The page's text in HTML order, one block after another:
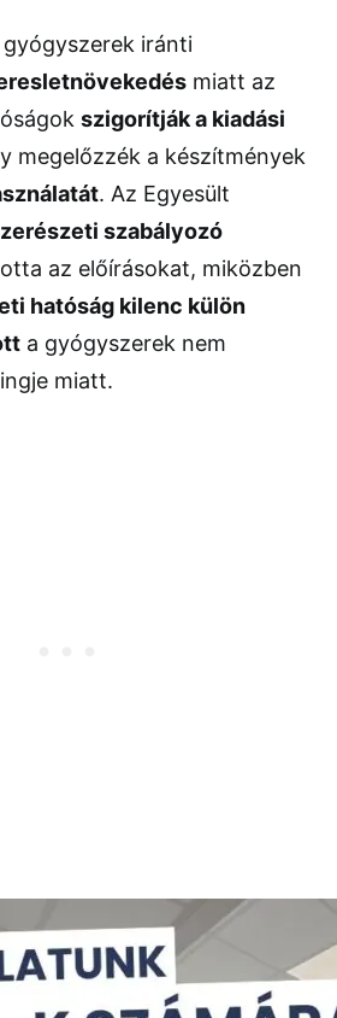
gyógyszerek iránti
miatt az
szigorítják a kiadási
megelőzzék a készítmények
. Az Egyesült
szabályozó
az előírásokat, miközben
hatóság kilenc külön
a gyógyszerek nem
miatt.